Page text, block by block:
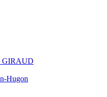
GIRAUD
Hugon